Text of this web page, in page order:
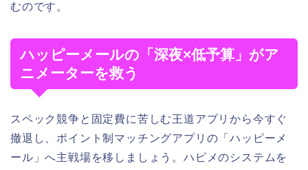
むのです。
ハッピーメールの「深夜×低予算」がア
ニメーターを救う
スペック競争と固定費に苦しむ王道アプリから今すぐ
撤退し、ポイント制マッチングアプリの「ハッピーメ
ール」へ主戦場を移しましょう。ハピメのシステムを